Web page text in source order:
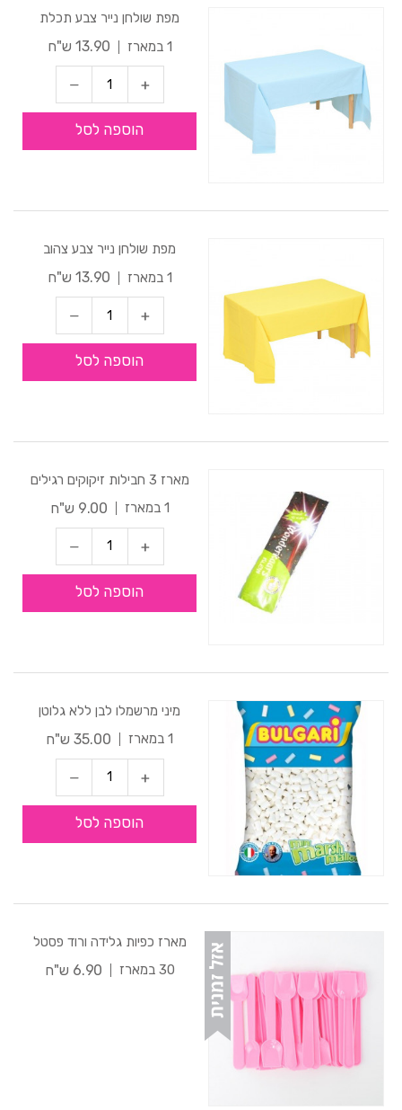
מפת שולחן נייר צבע תכלת
1 במארז
13.90 ש"ח
הוספה לסל
מפת שולחן נייר צבע צהוב
1 במארז
13.90 ש"ח
הוספה לסל
מארז 3 חבילות זיקוקים רגילים
1 במארז
9.00 ש"ח
הוספה לסל
מיני מרשמלו לבן ללא גלוטן
1 במארז
35.00 ש"ח
הוספה לסל
מארז כפיות גלידה ורוד פסטל
30 במארז
6.90 ש"ח